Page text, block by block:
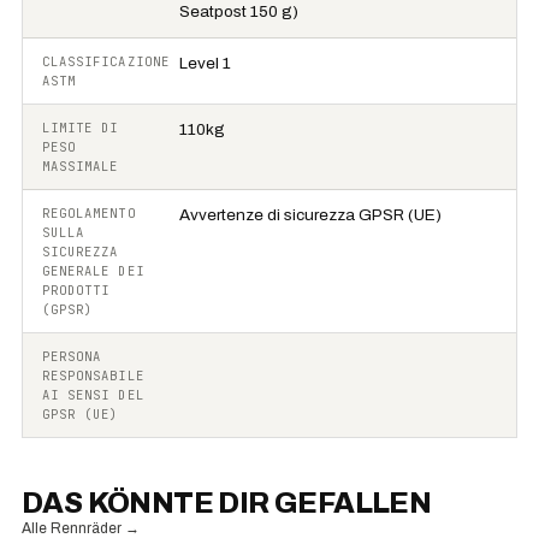
Seatpost 150 g)
CLASSIFICAZIONE
ASTM
Level 1
LIMITE DI
PESO
MASSIMALE
110kg
REGOLAMENTO
SULLA
SICUREZZA
GENERALE DEI
PRODOTTI
(GPSR)
Avvertenze di sicurezza GPSR (UE)
PERSONA
RESPONSABILE
AI SENSI DEL
GPSR (UE)
DAS KÖNNTE DIR GEFALLEN
Alle Rennräder →